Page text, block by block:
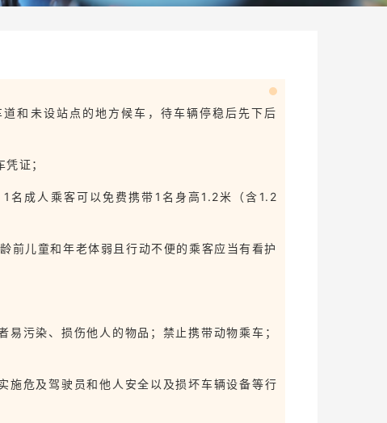
和未设站点的地方候车，待车辆停稳后先下后
凭证；
名成人乘客可以免费携带1名身高1.2米（含1.2
前儿童和年老体弱且行动不便的乘客应当有看护
污染、损伤他人的物品；禁止携带动物乘车；
施危及驾驶员和他人安全以及损坏车辆设备等行